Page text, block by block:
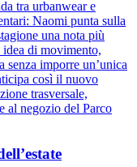
tra urbanwear e
Naomi punta sulla
una nota più
idea di movimento,
senza imporre un’unica
così il nuovo
trasversale,
al negozio del Parco